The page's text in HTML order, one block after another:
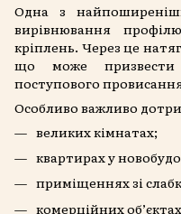
Одна з
вирівнювання
кріплень. Через це
що може призвести
поступового
Особливо важливо
великих кімнатах;
квартирах у
приміщеннях зі
комерційних